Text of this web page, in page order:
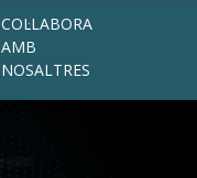
COL·LABORA
AMB
NOSALTRES